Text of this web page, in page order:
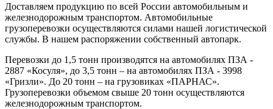
Доставляем продукцию по всей России автомобильным и
железнодорожным транспортом. Автомобильные
грузоперевозки осуществляются силами нашей логистической
службы. В нашем распоряжении собственный автопарк.
Перевозки до 1,5 тонн производятся на автомобилях ПЗА -
2887 «Косуля», до 3,5 тонн – на автомобилях ПЗА - 3998
«Гризли». До 20 тонн – на грузовиках «ПАРНАС».
Грузоперевозки объемом свыше 20 тонн осуществляются
железнодорожным транспортом.